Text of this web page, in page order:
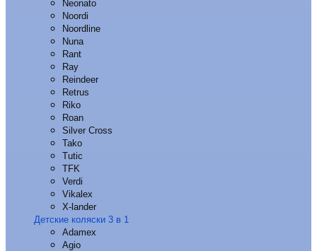
Neonato
Noordi
Noordline
Nuna
Rant
Ray
Reindeer
Retrus
Riko
Roan
Silver Cross
Tako
Tutic
TFK
Verdi
Vikalex
X-lander
Детские коляски 3 в 1
Adamex
Agio